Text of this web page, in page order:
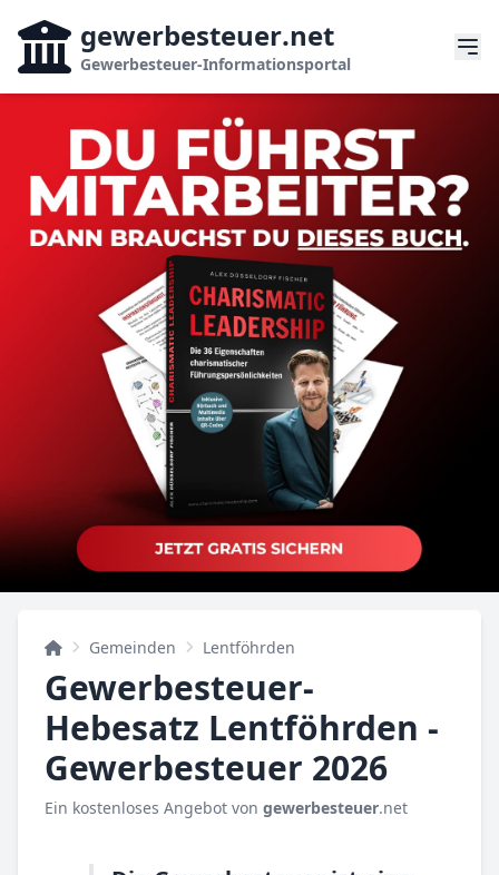
gewerbesteuer.net
Gewerbesteuer-Informationsportal
Gemeinden Lentföhrden
Gewerbesteuer-
Hebesatz Lentföhrden -
Gewerbesteuer 2026
Ein kostenloses Angebot von gewerbesteuer.net